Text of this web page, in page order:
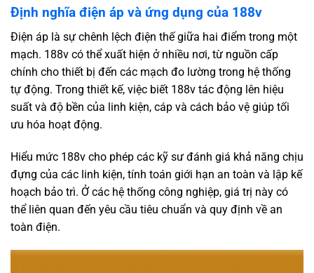
Định nghĩa điện áp và ứng dụng của 188v
Điện áp là sự chênh lệch điện thế giữa hai điểm trong một
mạch. 188v có thể xuất hiện ở nhiều nơi, từ nguồn cấp
chính cho thiết bị đến các mạch đo lường trong hệ thống
tự động. Trong thiết kế, việc biết 188v tác động lên hiệu
suất và độ bền của linh kiện, cáp và cách bảo vệ giúp tối
ưu hóa hoạt động.
Hiểu mức 188v cho phép các kỹ sư đánh giá khả năng chịu
đựng của các linh kiện, tính toán giới hạn an toàn và lập kế
hoạch bảo trì. Ở các hệ thống công nghiệp, giá trị này có
thể liên quan đến yêu cầu tiêu chuẩn và quy định về an
toàn điện.